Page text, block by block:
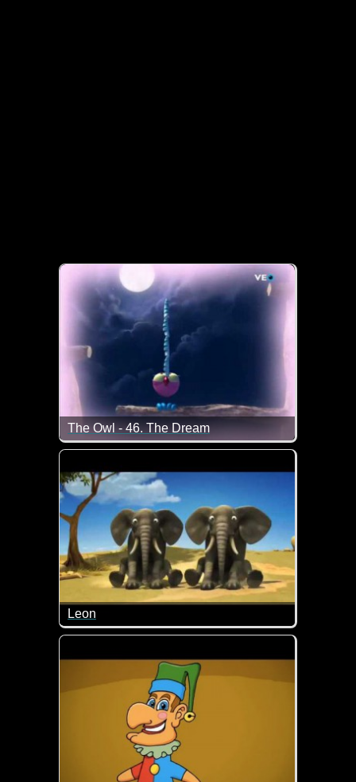
The Owl - 46. The Dream
In Eule's Traum war alles sooooooo schön und
Leon
Dieser Löwe hat es nicht leicht. Eigentlich wollte